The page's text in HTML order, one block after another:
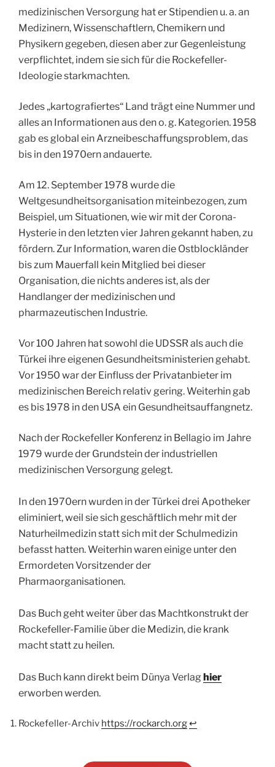
medizinischen Versorgung hat er Stipendien u. a. an
Medizinern, Wissenschaftlern, Chemikern und
Physikern gegeben, diesen aber zur Gegenleistung
verpflichtet, indem sie sich für die Rockefeller-
Ideologie starkmachten.
Jedes „kartografiertes“ Land trägt eine Nummer und
alles an Informationen aus den o. g. Kategorien. 1958
gab es global ein Arzneibeschaffungsproblem, das
bis in den 1970ern andauerte.
Am 12. September 1978 wurde die
Weltgesundheitsorganisation miteinbezogen, zum
Beispiel, um Situationen, wie wir mit der Corona-
Hysterie in den letzten vier Jahren gekannt haben, zu
fördern. Zur Information, waren die Ostblockländer
bis zum Mauerfall kein Mitglied bei dieser
Organisation, die nichts anderes ist, als der
Handlanger der medizinischen und
pharmazeutischen Industrie.
Vor 100 Jahren hat sowohl die UDSSR als auch die
Türkei ihre eigenen Gesundheitsministerien gehabt.
Vor 1950 war der Einfluss der Privatanbieter im
medizinischen Bereich relativ gering. Weiterhin gab
es bis 1978 in den USA ein Gesundheitsauffangnetz.
Nach der Rockefeller Konferenz in Bellagio im Jahre
1979 wurde der Grundstein der industriellen
medizinischen Versorgung gelegt.
In den 1970ern wurden in der Türkei drei Apotheker
eliminiert, weil sie sich geschäftlich mehr mit der
Naturheilmedizin statt sich mit der Schulmedizin
befasst hatten. Weiterhin waren einige unter den
Ermordeten Vorsitzender der
Pharmaorganisationen.
Das Buch geht weiter über das Machtkonstrukt der
Rockefeller-Familie über die Medizin, die krank
macht statt zu heilen.
Das Buch kann direkt beim Dünya Verlag hier
erworben werden.
Rockefeller-Archiv https://rockarch.org↩︎